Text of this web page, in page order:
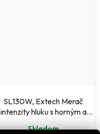
SL130W, Extech Merač
intenzity hluku s horným a
Skladom